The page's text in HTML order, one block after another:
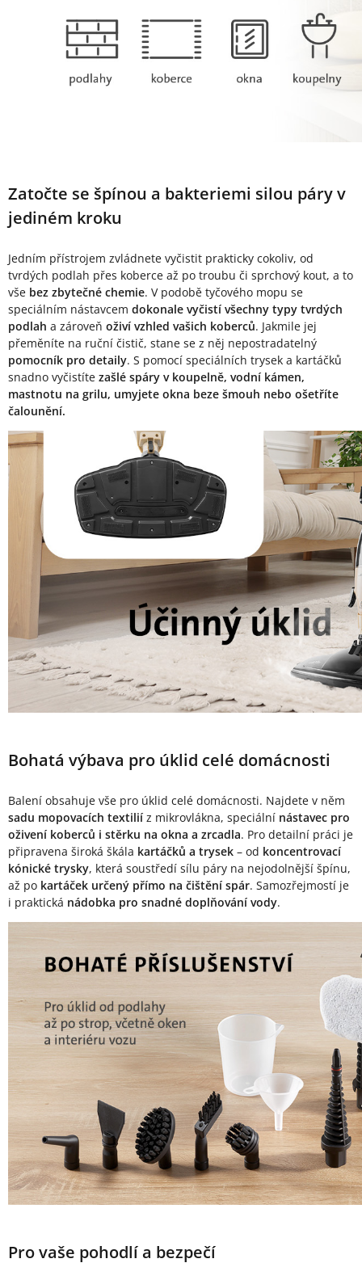
Zatočte se špínou a bakteriemi silou páry v
jediném kroku
Jedním přístrojem zvládnete vyčistit prakticky cokoliv, od
tvrdých podlah přes koberce až po troubu či sprchový kout, a to
vše bez zbytečné chemie. V podobě tyčového mopu se
speciálním nástavcem dokonale vyčistí všechny typy tvrdých
podlah a zároveň oživí vzhled vašich koberců. Jakmile jej
přeměníte na ruční čistič, stane se z něj nepostradatelný
pomocník pro detaily. S pomocí speciálních trysek a kartáčků
snadno vyčistíte zašlé spáry v koupelně, vodní kámen,
mastnotu na grilu, umyjete okna beze šmouh nebo ošetříte
čalounění.
Bohatá výbava pro úklid celé domácnosti
Balení obsahuje vše pro úklid celé domácnosti. Najdete v něm
sadu mopovacích textilií z mikrovlákna, speciální nástavec pro
oživení koberců i stěrku na okna a zrcadla. Pro detailní práci je
připravena široká škála kartáčků a trysek – od koncentrovací
kónické trysky, která soustředí sílu páry na nejodolnější špínu,
až po kartáček určený přímo na čištění spár. Samozřejmostí je
i praktická nádobka pro snadné doplňování vody.
Pro vaše pohodlí a bezpečí